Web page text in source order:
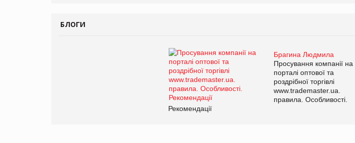
БЛОГИ
Брагина Людмила
Просування компанії на
порталі оптової та
роздрібної торгівлі
www.trademaster.ua.
правила. Особливості.
Рекомендації